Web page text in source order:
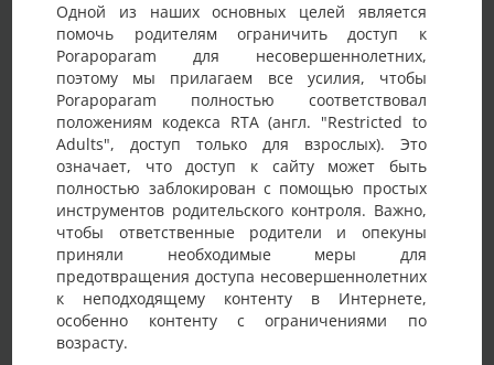
Одной из наших основных целей является
помочь родителям ограничить доступ к
Porapoparam для несовершеннолетних,
поэтому мы прилагаем все усилия, чтобы
Porapoparam полностью соответствовал
положениям кодекса RTA (англ. "Restricted to
Adults", доступ только для взрослых). Это
означает, что доступ к сайту может быть
полностью заблокирован с помощью простых
инструментов родительского контроля. Важно,
чтобы ответственные родители и опекуны
приняли необходимые меры для
предотвращения доступа несовершеннолетних
к неподходящему контенту в Интернете,
особенно контенту с ограничениями по
возрасту.
Фото Активность
Детали анкеты
Имя на сайте
Саша
Возраст
30-35 лет
Страна
Украина
Город Киев